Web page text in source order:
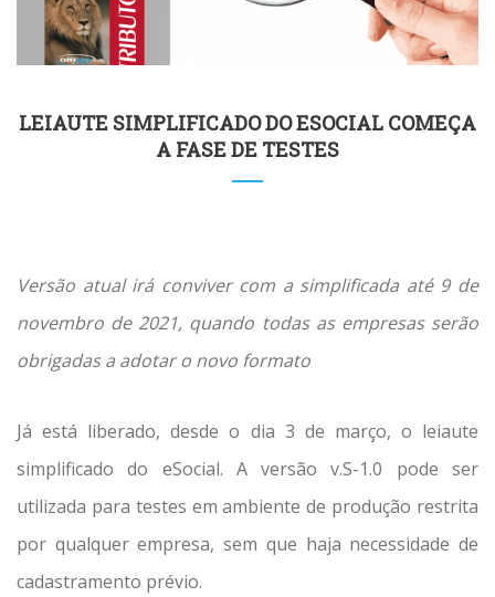
LEIAUTE SIMPLIFICADO DO ESOCIAL COMEÇA
A FASE DE TESTES
Versão atual irá conviver com a simplificada até 9 de
novembro de 2021, quando todas as empresas serão
obrigadas a adotar o novo formato
Já está liberado, desde o dia 3 de março, o leiaute
simplificado do eSocial. A versão v.S-1.0 pode ser
utilizada para testes em ambiente de produção restrita
por qualquer empresa, sem que haja necessidade de
cadastramento prévio.